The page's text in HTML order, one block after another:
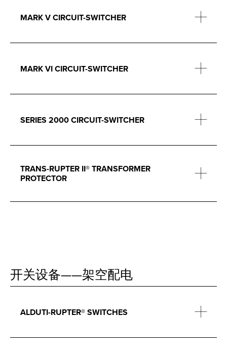
MARK V CIRCUIT-SWITCHER
MARK VI CIRCUIT-SWITCHER
SERIES 2000 CIRCUIT-SWITCHER
TRANS-RUPTER II® TRANSFORMER
PROTECTOR
开关设备——架空配电
ALDUTI-RUPTER® SWITCHES